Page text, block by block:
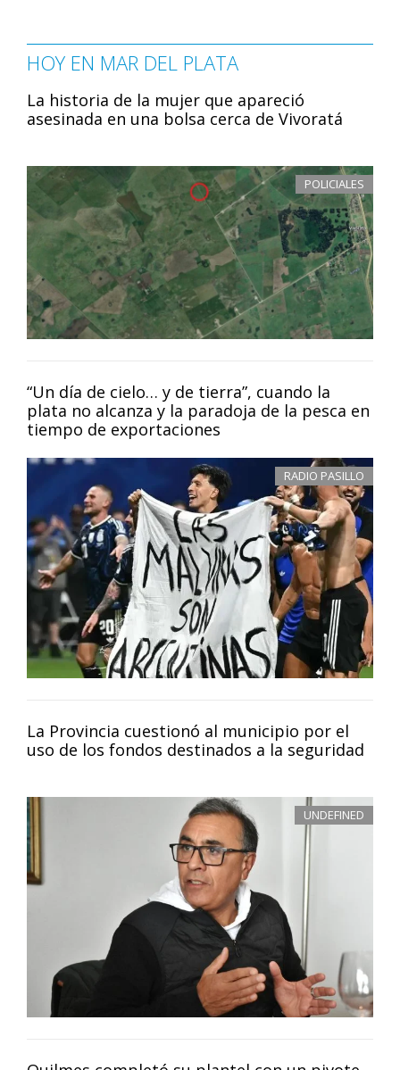
HOY EN MAR DEL PLATA
La historia de la mujer que apareció
asesinada en una bolsa cerca de Vivoratá
POLICIALES
“Un día de cielo… y de tierra”, cuando la
plata no alcanza y la paradoja de la pesca en
tiempo de exportaciones
RADIO PASILLO
La Provincia cuestionó al municipio por el
uso de los fondos destinados a la seguridad
UNDEFINED